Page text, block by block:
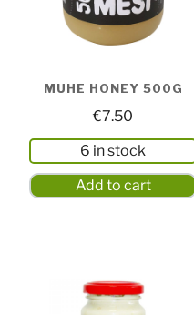
MUHE HONEY 500G
€7.50
6 in stock
Add to cart